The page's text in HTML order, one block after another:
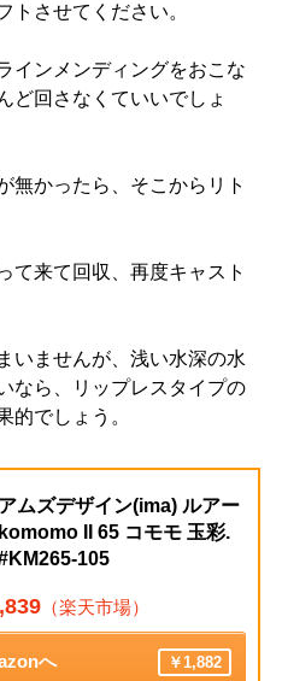
トさせてください。
インメンディングをおこな
ど回さなくていいでしょ
無かったら、そこからリト
て来て回収、再度キャスト
いませんが、浅い水深の水
なら、リップレスタイプの
的でしょう。
アムズデザイン(ima) ルアー
komomo II 65 コモモ 玉彩.
105
（楽天市場）
へ ￥1,882